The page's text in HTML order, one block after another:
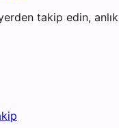
takip edin,